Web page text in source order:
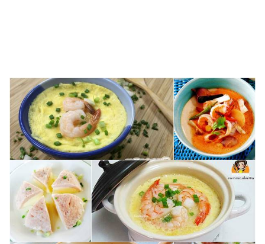
วง
ผู้
หญิง
ผู้ชาย
สุขภาพ
ท่อง
เที่ยว
สูตร
อาหาร